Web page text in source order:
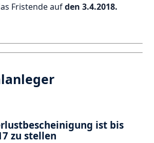
Fristende aufden 3.4.2018.
ist bis
zu stellen